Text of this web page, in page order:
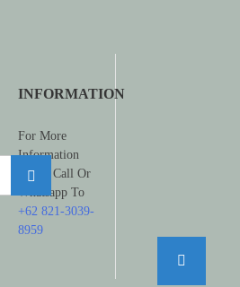
INFORMATION
For More
Information
Please Call Or
Whatsapp To
+62 821-3039-
8959